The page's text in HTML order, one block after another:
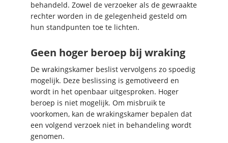
behandeld. Zowel de verzoeker als de gewraakte
rechter worden in de gelegenheid gesteld om
hun standpunten toe te lichten.
Geen hoger beroep bij wraking
De wrakingskamer beslist vervolgens zo spoedig
mogelijk. Deze beslissing is gemotiveerd en
wordt in het openbaar uitgesproken. Hoger
beroep is niet mogelijk. Om misbruik te
voorkomen, kan de wrakingskamer bepalen dat
een volgend verzoek niet in behandeling wordt
genomen.